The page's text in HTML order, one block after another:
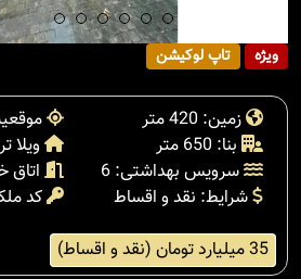
ویژه تاپ لوکیشن
زمین: 420 متر
بنا: 650 متر
ویلا
سرویس بهداشتی: 6
اتاق
شرایط: نقد و اقساط
کد
35 میلیارد تومان (نقد و اقساط)